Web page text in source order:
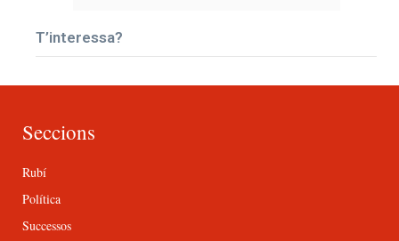
T’interessa?
Seccions
Rubí
Política
Successos